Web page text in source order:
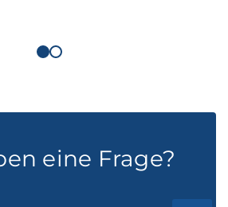
eine Frage?